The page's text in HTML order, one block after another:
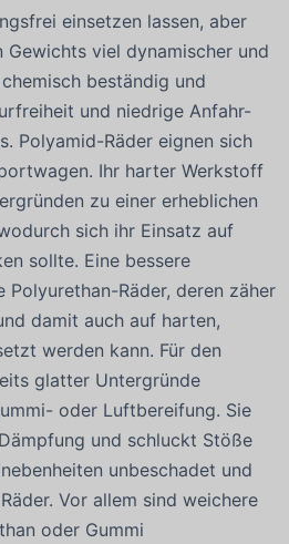
einsetzen lassen, aber
Gewichts viel dynamischer und
beständig und
und niedrige Anfahr-
Polyamid-Räder eignen sich
Ihr harter Werkstoff
zu einer erheblichen
sich ihr Einsatz auf
sollte. Eine bessere
Polyurethan-Räder, deren zäher
damit auch auf harten,
werden kann. Für den
glatter Untergründe
oder Luftbereifung. Sie
und schluckt Stöße
unbeschadet und
Vor allem sind weichere
oder Gummi